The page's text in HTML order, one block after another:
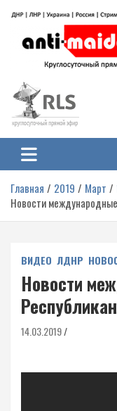
содержимому
на Украине
гражданской войне на
ЛНР и других регионах.
Главная 2019 Март
Новости
ВИДЕО ЛДНР
Новости
14.03.2019